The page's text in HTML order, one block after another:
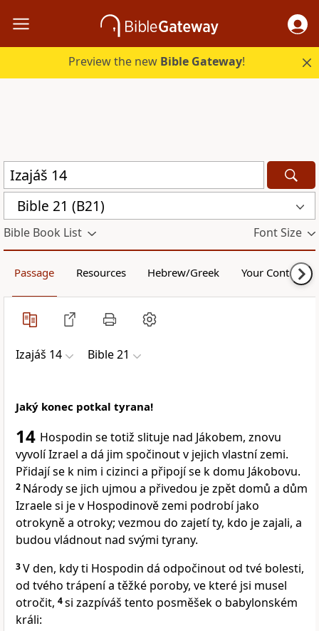
Preview the new Bible Gateway!
Bible 21 (B21)
Bible Book List Font Size
Passage Resources Hebrew/Greek Your Content
Izajáš 14 Bible 21
Jaký konec potkal tyrana!
14 Hospodin se totiž slituje nad Jákobem, znovu
vyvolí Izrael a dá jim spočinout v jejich vlastní zemi.
Přidají se k nim i cizinci a připojí se k domu Jákobovu.
2 Národy se jich ujmou a přivedou je zpět domů a dům
Izraele si je v Hospodinově zemi podrobí jako
otrokyně a otroky; vezmou do zajetí ty, kdo je zajali, a
budou vládnout nad svými tyrany.
3V den, kdy ti Hospodin dá odpočinout od tvé bolesti,
od tvého trápení a těžké poroby, ve které jsi musel
otročit, 4si zazpíváš tento posměšek o babylonském
králi: